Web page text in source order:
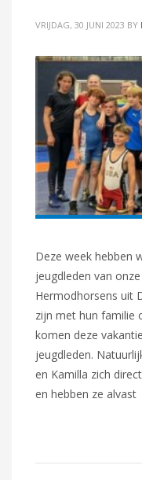
VRIJDAG, 30 JUNI 2023 BY
Deze week hebben
jeugdleden van
Hermodhorsens uit
zijn met hun familie
komen deze
jeugdleden.
en Kamilla zich
en hebben ze alvast